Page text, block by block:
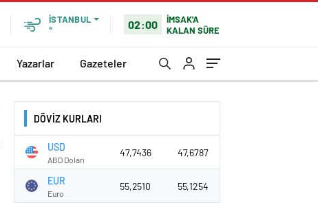
İSTANBUL
°
02:00
İMSAK'A
KALAN SÜRE
Yazarlar Gazeteler
DÖVİZ KURLARI
USD
ABD Doları
47,7436 47,6787
EUR
Euro
55,2510 55,1254